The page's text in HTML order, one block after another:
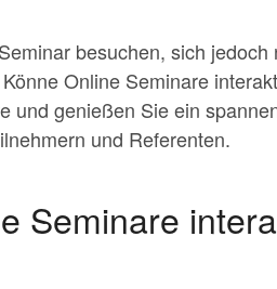
besuchen, sich
Online Seminare
und genießen Sie ein
und Referenten.
Seminare